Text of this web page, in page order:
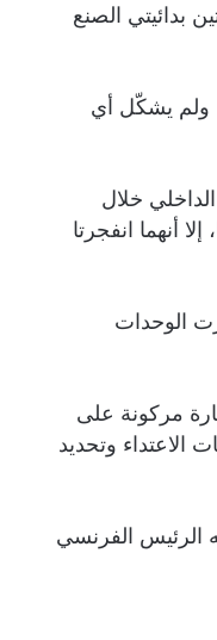
بدائيتي الصنع
ولم يشكّل أي
خلال
أنهما انفجرتا
الوحدات
مركونة على
الاعتداء وتحديد
الرئيس الفرنسي